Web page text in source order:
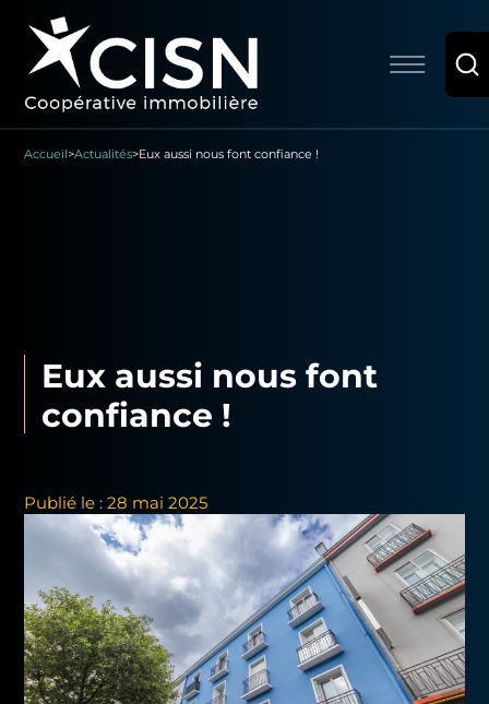
Accueil>Actualités>Eux aussi nous font confiance !
Eux aussi nous font
confiance !
Publié le : 28 mai 2025